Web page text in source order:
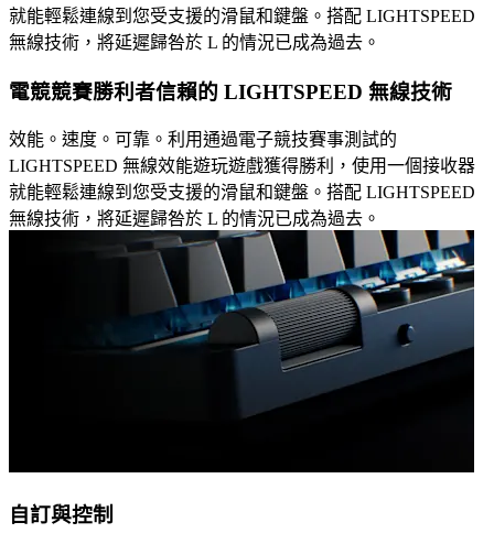
就能輕鬆連線到您受支援的滑鼠和鍵盤。搭配 LIGHTSPEED
無線技術，將延遲歸咎於 L 的情況已成為過去。
電競競賽勝利者信賴的 LIGHTSPEED 無線技術
效能。速度。可靠。利用通過電子競技賽事測試的
LIGHTSPEED 無線效能遊玩遊戲獲得勝利，使用一個接收器
就能輕鬆連線到您受支援的滑鼠和鍵盤。搭配 LIGHTSPEED
無線技術，將延遲歸咎於 L 的情況已成為過去。
自訂與控制